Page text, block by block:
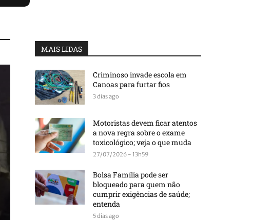
MAIS LIDAS
Criminoso invade escola em
Canoas para furtar fios
3 dias ago
Motoristas devem ficar atentos
a nova regra sobre o exame
toxicológico; veja o que muda
27/07/2026 - 13h59
Bolsa Família pode ser
bloqueado para quem não
cumprir exigências de saúde;
entenda
5 dias ago